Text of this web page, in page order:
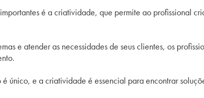
é a criatividade, que permite ao profissional
e atender as necessidades de seus clientes, os
único, e a criatividade é essencial para encontrar